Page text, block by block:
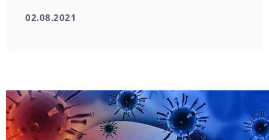
02.08.2021